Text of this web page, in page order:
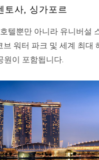
토사, 싱가포르
텔뿐만 아니라 유니버설
브 워터 파크 및 세계 최대
원이 포함됩니다.